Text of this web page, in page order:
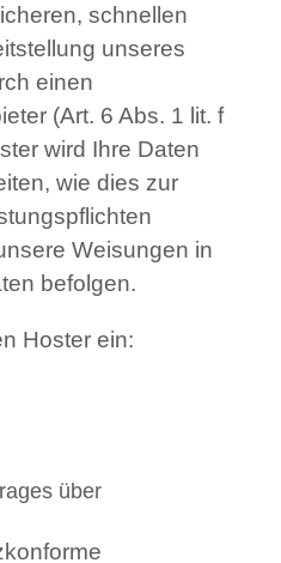
schnellen
unseres
einen
(Art. 6 Abs. 1 lit. f
wird Ihre Daten
wie dies zur
Weisungen in
befolgen.
Hoster ein:
über